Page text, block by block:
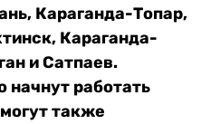
Караганда-Топар,
Караганда-
и Сатпаев.
начнут работать
также